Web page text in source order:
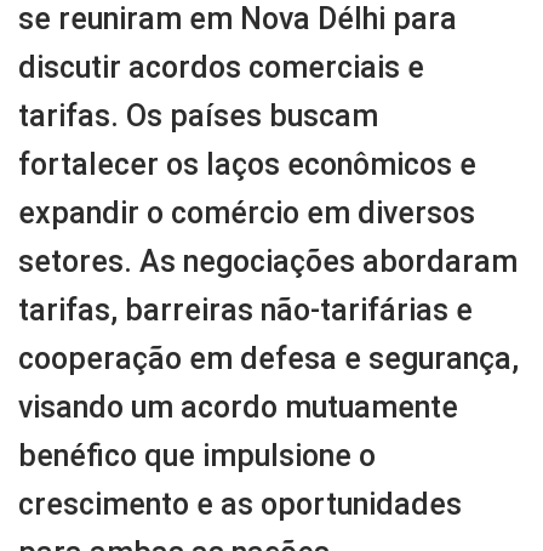
se reuniram em Nova Délhi para
discutir acordos comerciais e
tarifas. Os países buscam
fortalecer os laços econômicos e
expandir o comércio em diversos
setores. As negociações abordaram
tarifas, barreiras não-tarifárias e
cooperação em defesa e segurança,
visando um acordo mutuamente
benéfico que impulsione o
crescimento e as oportunidades